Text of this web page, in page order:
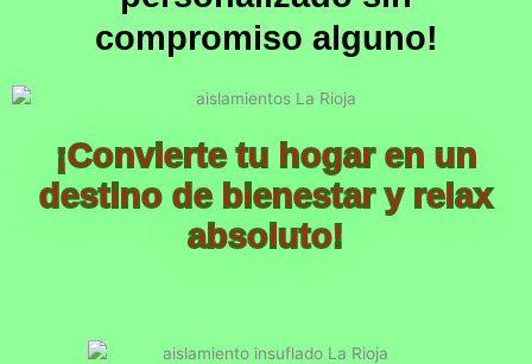
compromiso alguno!
¡Convierte tu hogar en un
destino de bienestar y relax
absoluto!